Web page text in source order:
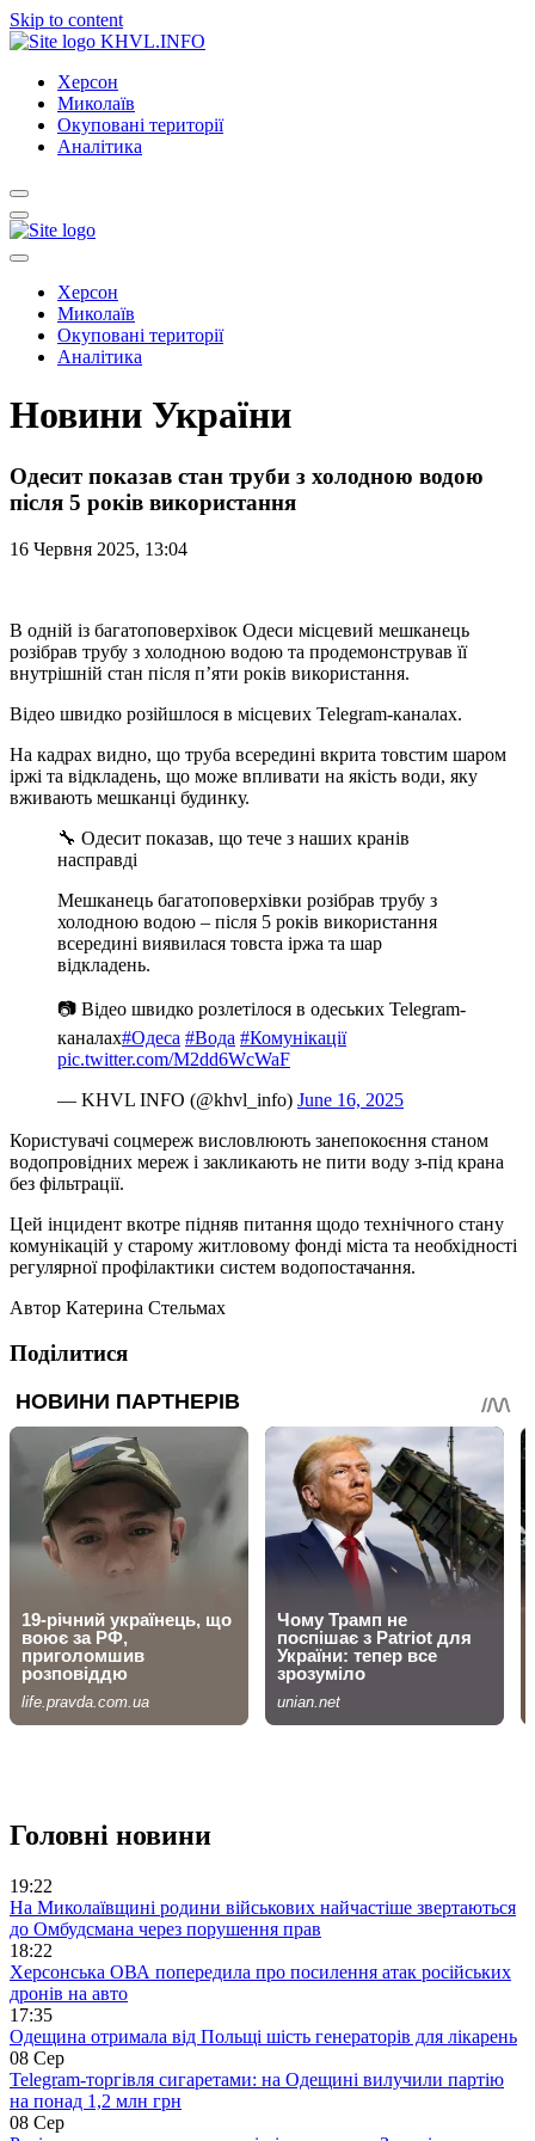
Skip to content
KHVL.INFO
Херсон
Миколаїв
Окуповані території
Аналітика
Херсон
Миколаїв
Окуповані території
Аналітика
Новини України
Одесит показав стан труби з холодною водою
після 5 років використання
16 Червня 2025, 13:04
В одній із багатоповерхівок Одеси місцевий мешканець
розібрав трубу з холодною водою та продемонстрував її
внутрішній стан після п’яти років використання.
Відео швидко розійшлося в місцевих Telegram-каналах.
На кадрах видно, що труба всередині вкрита товстим шаром
іржі та відкладень, що може впливати на якість води, яку
вживають мешканці будинку.
🔧 Одесит показав, що тече з наших кранів
насправді
Мешканець багатоповерхівки розібрав трубу з
холодною водою – після 5 років використання
всередині виявилася товста іржа та шар
відкладень.
📷 Відео швидко розлетілося в одеських Telegram-
каналах#Одеса #Вода #Комунікації
pic.twitter.com/M2dd6WcWaF
— KHVL INFO (@khvl_info) June 16, 2025
Користувачі соцмереж висловлюють занепокоєння станом
водопровідних мереж і закликають не пити воду з-під крана
без фільтрації.
Цей інцидент вкотре підняв питання щодо технічного стану
комунікацій у старому житловому фонді міста та необхідності
регулярної профілактики систем водопостачання.
Автор Катерина Стельмах
Поділитися
Головні новини
19:22
На Миколаївщині родини військових найчастіше звертаються
до Омбудсмана через порушення прав
18:22
Херсонська ОВА попередила про посилення атак російських
дронів на авто
17:35
Одещина отримала від Польщі шість генераторів для лікарень
08 Сер
Telegram-торгівля сигаретами: на Одещині вилучили партію
на понад 1,2 млн грн
08 Сер